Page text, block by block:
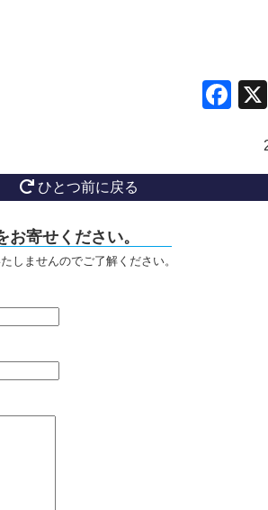
ひとつ前に戻る
寄せください。
しませんのでご了解ください。